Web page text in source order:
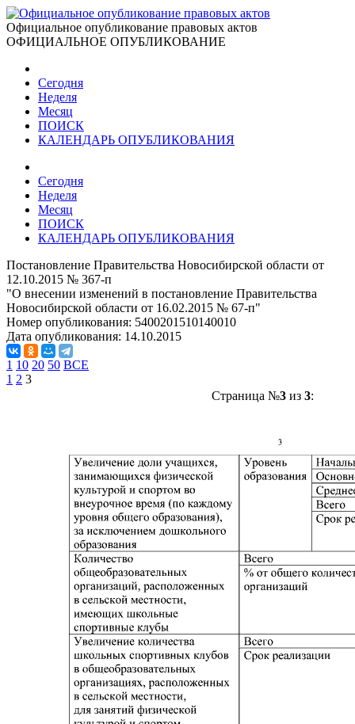
Официальное опубликование правовых актов
ОФИЦИАЛЬНОЕ ОПУБЛИКОВАНИЕ
Сегодня
Неделя
Месяц
ПОИСК
КАЛЕНДАРЬ ОПУБЛИКОВАНИЯ
Сегодня
Неделя
Месяц
ПОИСК
КАЛЕНДАРЬ ОПУБЛИКОВАНИЯ
Постановление Правительства Новосибирской области от
12.10.2015 № 367-п
"О внесении изменений в постановление Правительства
Новосибирской области от 16.02.2015 № 67-п"
Номер опубликования: 5400201510140010
Дата опубликования: 14.10.2015
1 10 20 50 ВСЕ
1 2 3
Страница №3из 3: